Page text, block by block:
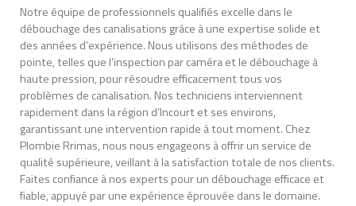
Notre équipe de professionnels qualifiés excelle dans le
débouchage des canalisations grâce à une expertise solide et
des années d’expérience. Nous utilisons des méthodes de
pointe, telles que l’inspection par caméra et le débouchage à
haute pression, pour résoudre efficacement tous vos
problèmes de canalisation. Nos techniciens interviennent
rapidement dans la région d’Incourt et ses environs,
garantissant une intervention rapide à tout moment. Chez
Plombie Rrimas, nous nous engageons à offrir un service de
qualité supérieure, veillant à la satisfaction totale de nos clients.
Faites confiance à nos experts pour un débouchage efficace et
fiable, appuyé par une expérience éprouvée dans le domaine.